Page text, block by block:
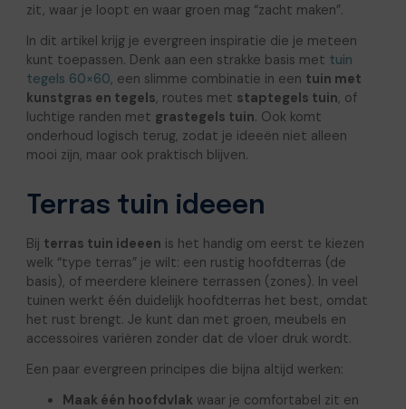
zit, waar je loopt en waar groen mag “zacht maken”.
In dit artikel krijg je evergreen inspiratie die je meteen
kunt toepassen. Denk aan een strakke basis met tuin
tegels 60×60, een slimme combinatie in een tuin met
kunstgras en tegels, routes met staptegels tuin, of
luchtige randen met grastegels tuin. Ook komt
onderhoud logisch terug, zodat je ideeën niet alleen
mooi zijn, maar ook praktisch blijven.
Terras tuin ideeen
Bij terras tuin ideeen is het handig om eerst te kiezen
welk “type terras” je wilt: een rustig hoofdterras (de
basis), of meerdere kleinere terrassen (zones). In veel
tuinen werkt één duidelijk hoofdterras het best, omdat
het rust brengt. Je kunt dan met groen, meubels en
accessoires variëren zonder dat de vloer druk wordt.
Een paar evergreen principes die bijna altijd werken:
Maak één hoofdvlakwaar je comfortabel zit en